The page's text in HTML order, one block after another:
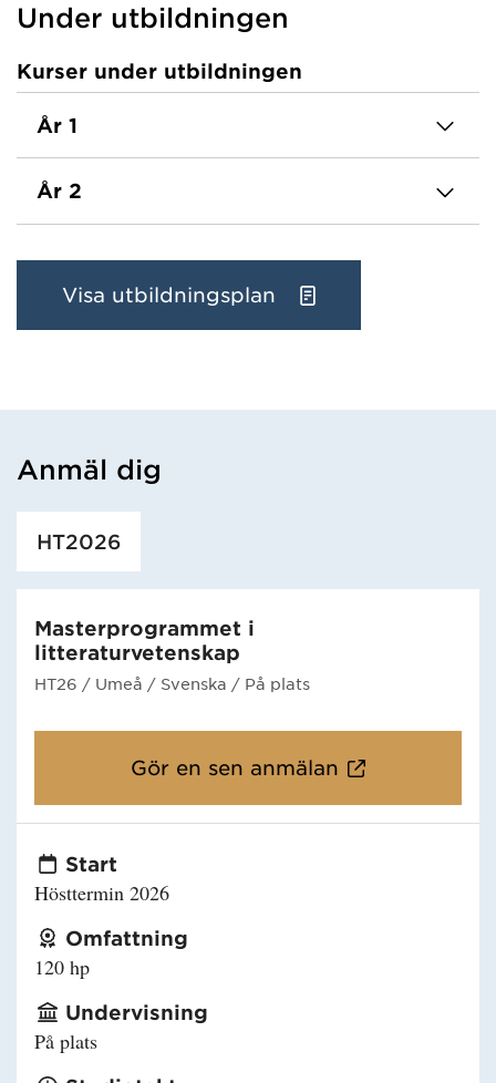
Under utbildningen
Kurser under utbildningen
År 1
År 2
Visa utbildningsplan
Anmäl dig
Har hämtat utbildning.
HT2026
Masterprogrammet i
litteraturvetenskap
HT26 / Umeå / Svenska / På plats
Gör en sen anmälan
Start
Hösttermin 2026
Omfattning
120 hp
Undervisning
På plats